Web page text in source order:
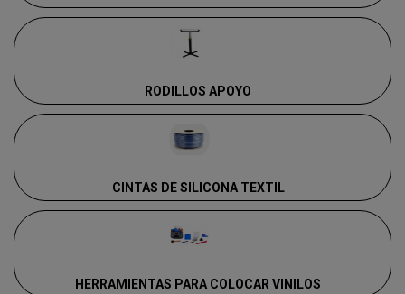
RODILLOS APOYO
CINTAS DE SILICONA TEXTIL
HERRAMIENTAS PARA COLOCAR VINILOS